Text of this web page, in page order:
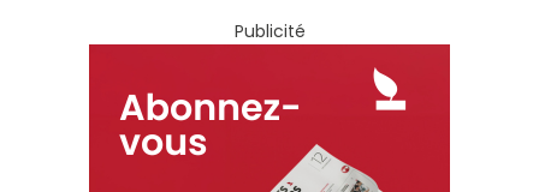
Publicité